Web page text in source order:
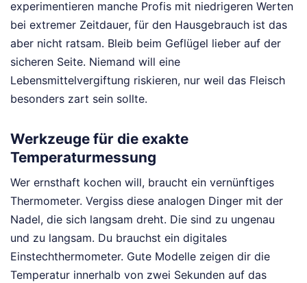
experimentieren manche Profis mit niedrigeren Werten
bei extremer Zeitdauer, für den Hausgebrauch ist das
aber nicht ratsam. Bleib beim Geflügel lieber auf der
sicheren Seite. Niemand will eine
Lebensmittelvergiftung riskieren, nur weil das Fleisch
besonders zart sein sollte.
Werkzeuge für die exakte
Temperaturmessung
Wer ernsthaft kochen will, braucht ein vernünftiges
Thermometer. Vergiss diese analogen Dinger mit der
Nadel, die sich langsam dreht. Die sind zu ungenau
und zu langsam. Du brauchst ein digitales
Einstechthermometer. Gute Modelle zeigen dir die
Temperatur innerhalb von zwei Sekunden auf das